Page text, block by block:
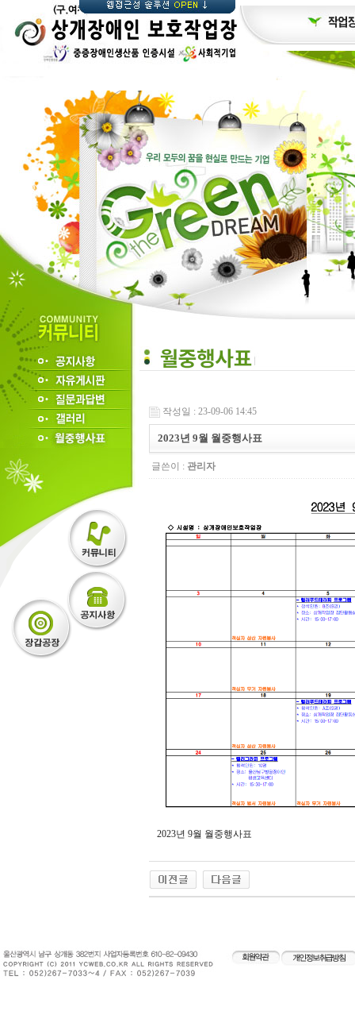
작성일 : 23-09-06 14:45
2023년 9월 월중행사표
글쓴이 : 관리자
2023년 9월 월중행사표